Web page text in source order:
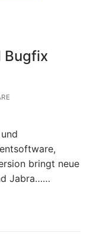
Bugfix
bringt neue
Jabra……